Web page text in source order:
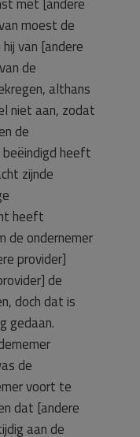
moest de
van [andere
de
althans
niet aan, zodat
de
heeft
zijnde
heeft
de ondernemer
provider]
de
doch dat is
gedaan.
de
voort te
dat [andere
aan de